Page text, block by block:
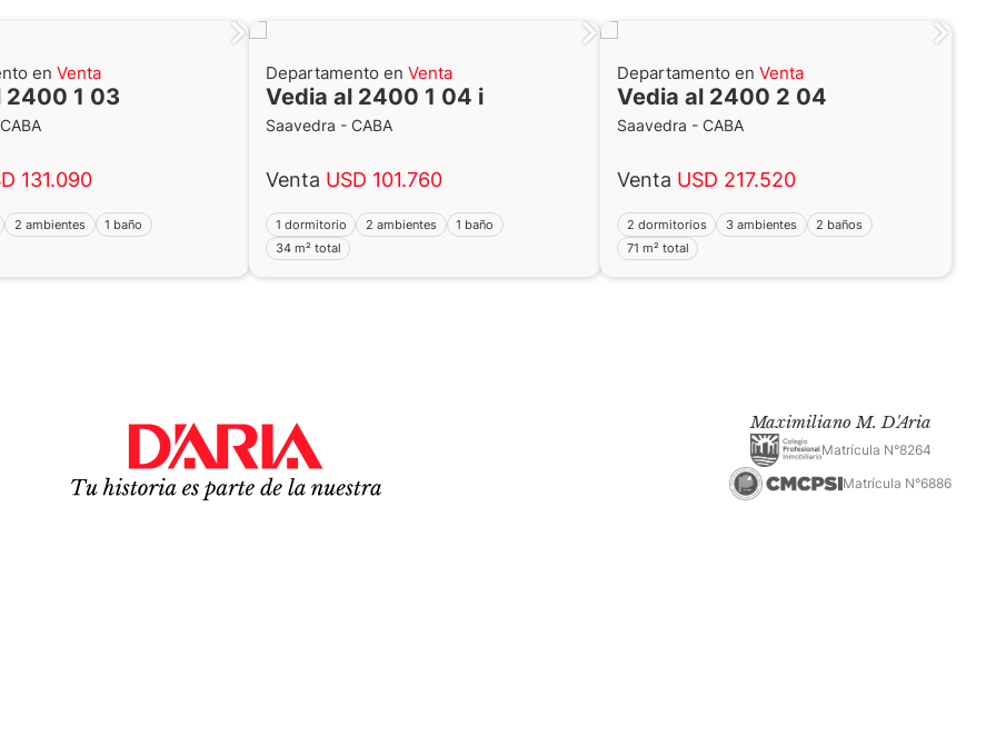
en Venta
2400 1 03
131.090
2 ambientes
1 baño
Departamento en Venta
Vedia al 2400 1 04 i
Saavedra - CABA
Venta USD 101.760
1 dormitorio 2 ambientes
1 baño
34 m² total
Departamento en Venta
Vedia al 2400 2 04
Saavedra - CABA
Venta USD 217.520
2 dormitorios 3 ambientes
2 baños
71 m² total
Maximiliano M. D'Aria
Matrícula N°8264
Matrícula N°6886